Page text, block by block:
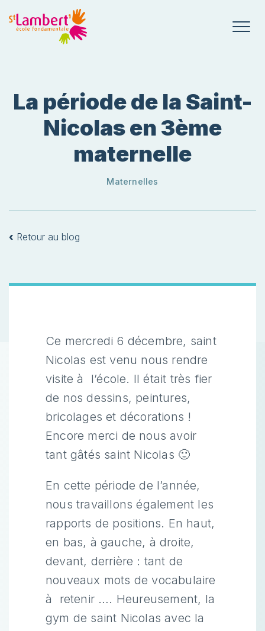
La période de la Saint-
Nicolas en 3ème
maternelle
Maternelles
‹ Retour au blog
Ce mercredi 6 décembre, saint
Nicolas est venu nous rendre
visite à l’école. Il était très fier
de nos dessins, peintures,
bricolages et décorations !
Encore merci de nous avoir
tant gâtés saint Nicolas 🙂
En cette période de l’année,
nous travaillons également les
rapports de positions. En haut,
en bas, à gauche, à droite,
devant, derrière : tant de
nouveaux mots de vocabulaire
à retenir …. Heureusement, la
gym de saint Nicolas avec la